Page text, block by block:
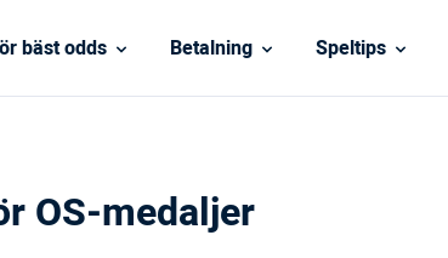
bäst odds Betalning Speltips
OS-medaljer